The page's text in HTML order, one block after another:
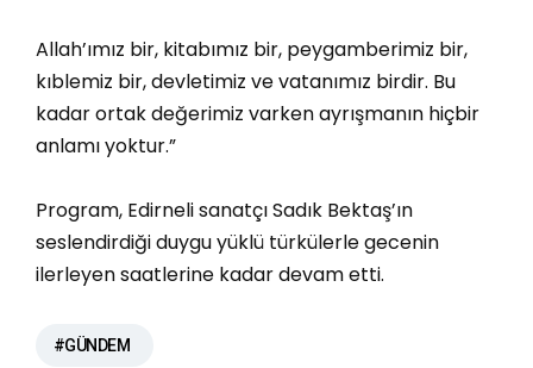
Allah’ımız bir, kitabımız bir, peygamberimiz bir,
kıblemiz bir, devletimiz ve vatanımız birdir. Bu
kadar ortak değerimiz varken ayrışmanın hiçbir
anlamı yoktur.”
Program, Edirneli sanatçı Sadık Bektaş’ın
seslendirdiği duygu yüklü türkülerle gecenin
ilerleyen saatlerine kadar devam etti.
#GÜNDEM